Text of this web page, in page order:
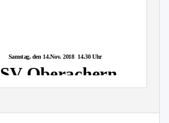
Samstag, den 14.Nov. 2018 14.30 Uhr
SV Oberachern